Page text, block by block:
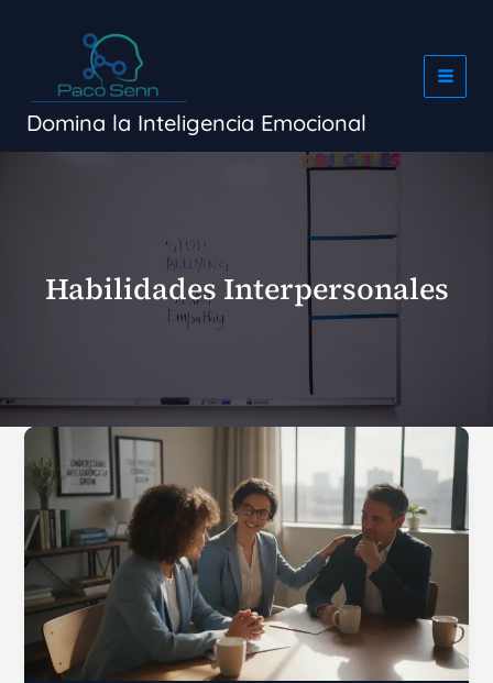
Domina la Inteligencia Emocional
Habilidades Interpersonales